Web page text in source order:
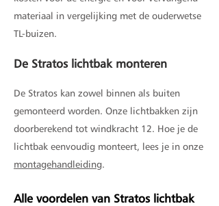
materiaal in vergelijking met de ouderwetse
TL-buizen.
De Stratos lichtbak monteren
De Stratos kan zowel binnen als buiten
gemonteerd worden. Onze lichtbakken zijn
doorberekend tot windkracht 12. Hoe je de
lichtbak eenvoudig monteert, lees je in onze
montagehandleiding.
Alle voordelen van Stratos lichtbak